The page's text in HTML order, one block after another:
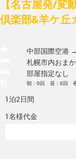
【名古屋発/
倶楽部&羊ケ
中部国際空港
札幌市内おま
部屋指定なし
朝：0回 昼：0回
1泊2日間
1名様代金